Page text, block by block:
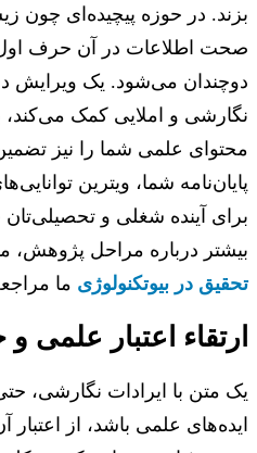
در حوزه پیچیده‌ای چون
اطلاعات در آن حرف اول را
می‌شود. یک ویرایش دقیق
و املایی کمک می‌کند،
علمی شما را نیز تضمین
شما، ویترین
آینده شغلی و تحصیلی‌تان
درباره مراحل پژوهش،
در بیوتکنولوژیما مراجعه
اعتبار علمی و
متن با ایرادات نگارشی، حتی
علمی باشد، از اعتبار آن